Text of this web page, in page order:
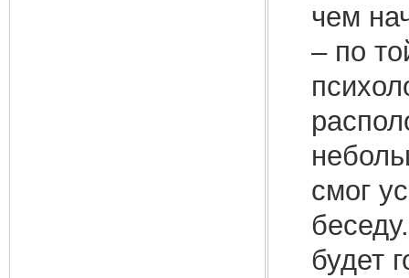
чем
– по
смог
будет